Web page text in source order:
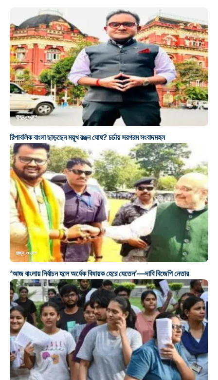
রাজ্য ও দেশ
রিপাবলিক বাংলা ছাড়ছেন ময়ূখ রঞ্জন ঘোষ? চর্চায় সরগরম সংবাদমহল
রাজ্য ও দেশ
‘আজ বাংলায় নির্বাচন হলে অর্ধেক বিধায়ক হেরে যেতেন’—দাবি বিজেপি নেতার